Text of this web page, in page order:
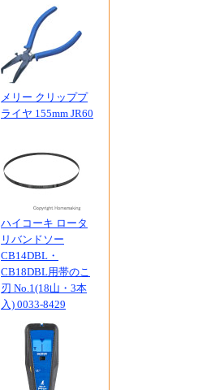
メリー クリッププ
ライヤ 155mm JR60
ハイコーキ ロータ
リバンドソー
CB14DBL・
CB18DBL用帯のこ
刃 No.1(18山・3本
入) 0033-8429